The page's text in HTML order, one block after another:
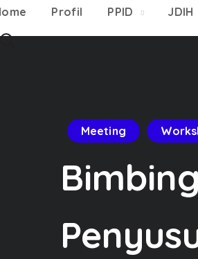
Profil PPID JDIH
Meeting